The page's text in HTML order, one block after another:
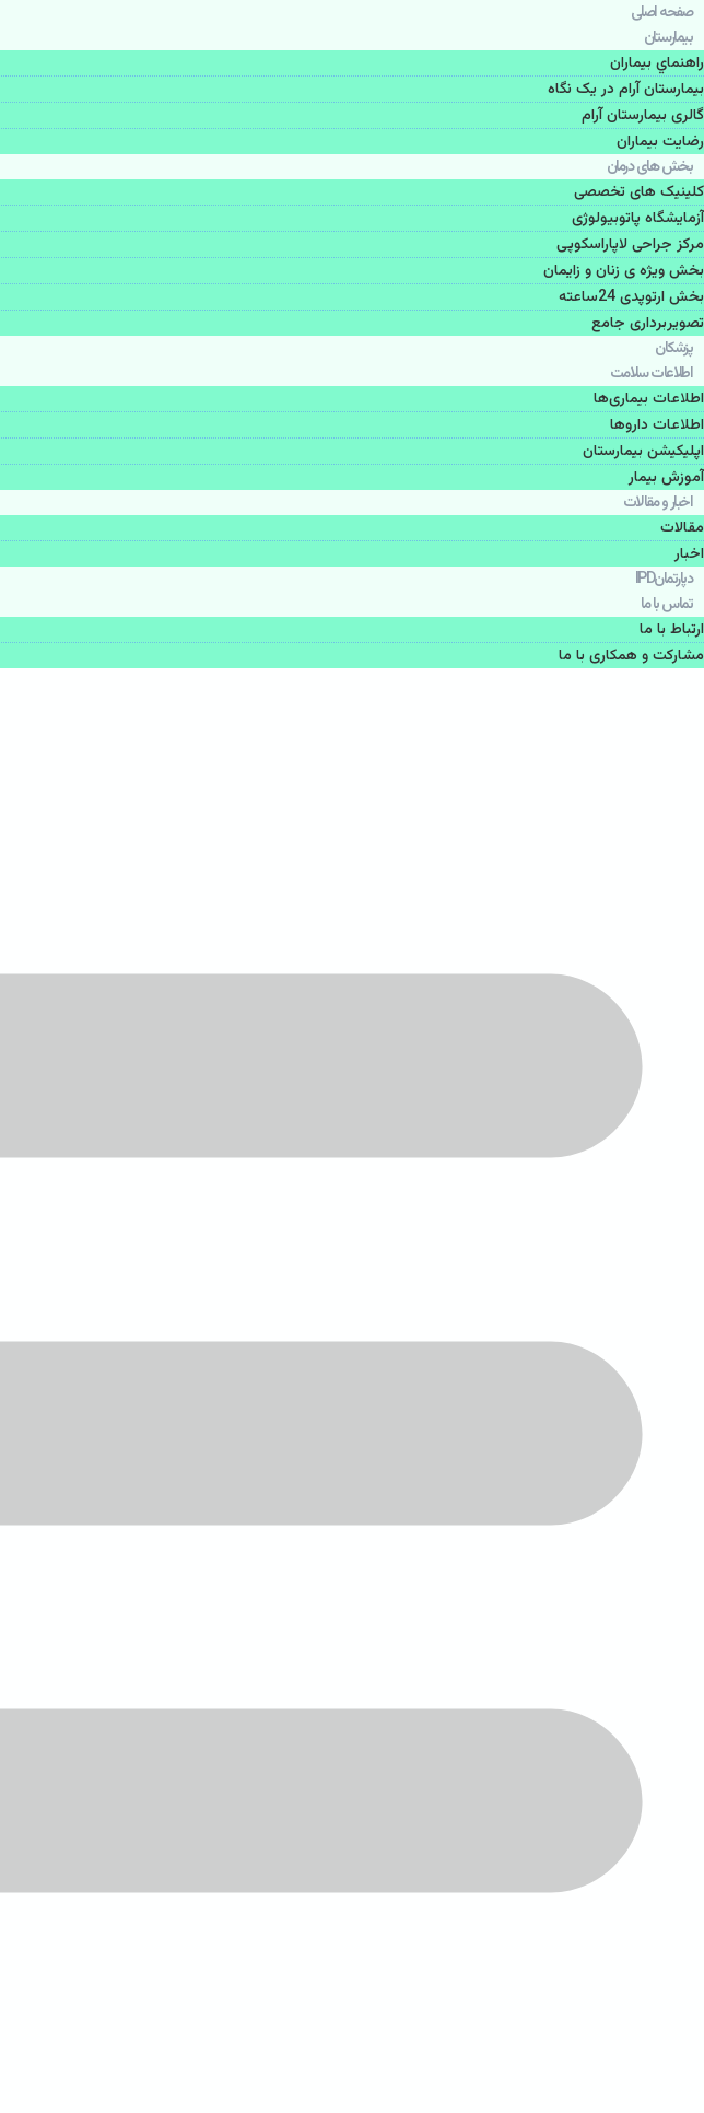
صفحه اصلی
بيمارستان
راهنماي بیماران
بیمارستان آرام در یک نگاه
گالری بیمارستان آرام
رضایت بیماران
بخش های درمان
کلینیک های تخصصی
آزمایشگاه پاتوبیولوژی
مرکز جراحی لاپاراسکوپی
بخش ویژه ی زنان و زایمان
بخش ارتوپدی 24ساعته
تصویربرداری جامع
پزشكان
اطلاعات سلامت
اطلاعات بیماری‌ها
اطلاعات دارو‌ها
اپليكيشن بيمارستان
آموزش بیمار
اخبار و مقالات
مقالات
اخبار
دپارتمانIPD
تماس با ما
ارتباط با ما
مشاركت و همكاری با ما